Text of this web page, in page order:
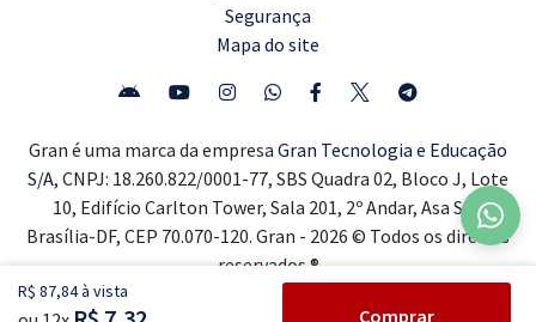
R$ 87,84 à vista
Comprar
Segurança
Mapa do site
Gran é uma marca da empresa Gran Tecnologia e Educação
S/A, CNPJ: 18.260.822/0001-77, SBS Quadra 02, Bloco J, Lote
10, Edifício Carlton Tower, Sala 201, 2º Andar, Asa Sul,
Brasília-DF, CEP 70.070-120. Gran - 2026 © Todos os direitos
reservados ®